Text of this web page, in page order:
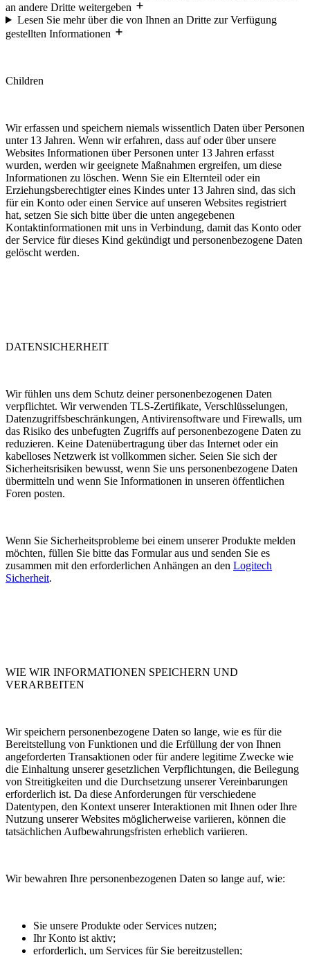
an andere Dritte weitergeben
Lesen Sie mehr über die von Ihnen an Dritte zur Verfügung
gestellten Informationen
Children
Wir erfassen und speichern niemals wissentlich Daten über Personen
unter 13 Jahren. Wenn wir erfahren, dass auf oder über unsere
Websites Informationen über Personen unter 13 Jahren erfasst
wurden, werden wir geeignete Maßnahmen ergreifen, um diese
Informationen zu löschen. Wenn Sie ein Elternteil oder ein
Erziehungsberechtigter eines Kindes unter 13 Jahren sind, das sich
für ein Konto oder einen Service auf unseren Websites registriert
hat, setzen Sie sich bitte über die unten angegebenen
Kontaktinformationen mit uns in Verbindung, damit das Konto oder
der Service für dieses Kind gekündigt und personenbezogene Daten
gelöscht werden.
DATENSICHERHEIT
Wir fühlen uns dem Schutz deiner personenbezogenen Daten
verpflichtet. Wir verwenden TLS-Zertifikate, Verschlüsselungen,
Datenzugriffsbeschränkungen, Antivirensoftware und Firewalls, um
das Risiko des unbefugten Zugriffs auf personenbezogene Daten zu
reduzieren. Keine Datenübertragung über das Internet oder ein
kabelloses Netzwerk ist vollkommen sicher. Seien Sie sich der
Sicherheitsrisiken bewusst, wenn Sie uns personenbezogene Daten
übermitteln und wenn Sie Informationen in unseren öffentlichen
Foren posten.
Wenn Sie Sicherheitsprobleme bei einem unserer Produkte melden
möchten, füllen Sie bitte das Formular aus und senden Sie es
zusammen mit den erforderlichen Anhängen an den Logitech
Sicherheit.
WIE WIR INFORMATIONEN SPEICHERN UND
VERARBEITEN
Wir speichern personenbezogene Daten so lange, wie es für die
Bereitstellung von Funktionen und die Erfüllung der von Ihnen
angeforderten Transaktionen oder für andere legitime Zwecke wie
die Einhaltung unserer gesetzlichen Verpflichtungen, die Beilegung
von Streitigkeiten und die Durchsetzung unserer Vereinbarungen
erforderlich ist. Da diese Anforderungen für verschiedene
Datentypen, den Kontext unserer Interaktionen mit Ihnen oder Ihre
Nutzung unserer Websites möglicherweise variieren, können die
tatsächlichen Aufbewahrungsfristen erheblich variieren.
Wir bewahren Ihre personenbezogenen Daten so lange auf, wie:
Sie unsere Produkte oder Services nutzen;
Ihr Konto ist aktiv;
erforderlich, um Services für Sie bereitzustellen;